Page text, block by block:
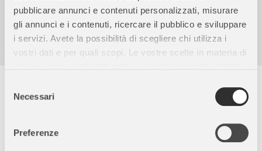
pubblicare annunci e contenuti personalizzati, misurare
gli annunci e i contenuti, ricercare il pubblico e sviluppare
i servizi. Avete la possibilità di scegliere chi utilizza i
vostri dati e per quali scopi. Le vostre scelte in materia di
modificare o revocare il proprio consenso in qualsiasi
momento dalla Dichiarazione sui cookie o facendo clic
delNecessari
Preferenze
Garanzia e reso facili
Assistenza dal lunedì al venerdì
Puzzle da 104 MAXI pezzi di dimensione 68 x 48 cm con i
Color Clementoni accompagnano il bambino in ogni fase della